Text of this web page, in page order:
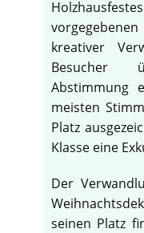
kreativer
Besucher
Abstimmung
meisten
Platz
Klasse eine
Der
seinen Platz